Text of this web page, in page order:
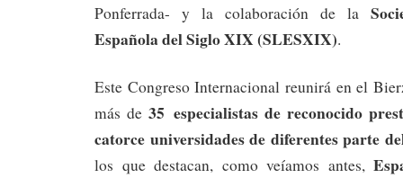
Ponferrada- y la colaboración de la
Española del Siglo XIX (SLESXIX).
Este Congreso Internacional reunirá en el
más de35 especialistas de reconocido
catorce universidades de diferentes parte
los que destacan, como veíamos antes,